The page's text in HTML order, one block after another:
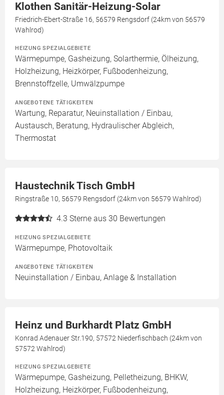
Klothen Sanitär-Heizung-Solar
Friedrich-Ebert-Straße 16, 56579 Rengsdorf (24km von 56579
Wahlrod)
HEIZUNG SPEZIALGEBIETE
Wärmepumpe, Gasheizung, Solarthermie, Ölheizung,
Holzheizung, Heizkörper, Fußbodenheizung,
Brennstoffzelle, Umwälzpumpe
ANGEBOTENE TÄTIGKEITEN
Wartung, Reparatur, Neuinstallation / Einbau,
Austausch, Beratung, Hydraulischer Abgleich,
Thermostat
Haustechnik Tisch GmbH
Ringstraße 10, 56579 Rengsdorf (24km von 56579 Wahlrod)
4.3 Sterne aus 30 Bewertungen
HEIZUNG SPEZIALGEBIETE
Wärmepumpe, Photovoltaik
ANGEBOTENE TÄTIGKEITEN
Neuinstallation / Einbau, Anlage & Installation
Heinz und Burkhardt Platz GmbH
Konrad Adenauer Str.190, 57572 Niederfischbach (24km von
57572 Wahlrod)
HEIZUNG SPEZIALGEBIETE
Wärmepumpe, Gasheizung, Pelletheizung, BHKW,
Holzheizung, Heizkörper, Fußbodenheizung,